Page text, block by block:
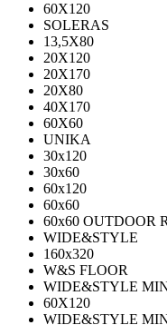
60X120
SOLERAS
13,5Х80
20Х120
20Х170
20Х80
40Х170
60Х60
UNIKA
30х120
30х60
60х120
60х60
60х60 OUTDOOR
WIDE&STYLE
160x320
W&S FLOOR
WIDE&STYLE
60X120
WIDE&STYLE